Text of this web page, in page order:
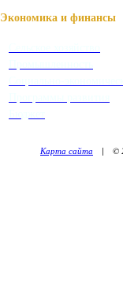
Экономика и финансы
Карта сайта | ©